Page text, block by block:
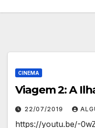
CINEMA
Viagem 2: A
22/07/2019
https://youtu.be/-